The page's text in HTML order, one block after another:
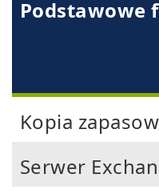
Podstawowe
Kopia
Serwer